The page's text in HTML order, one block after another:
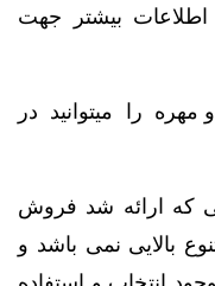
بیشتر جهت
مهره را میتوانید در
که ارائه شد فروش
بالایی نمی باشد و